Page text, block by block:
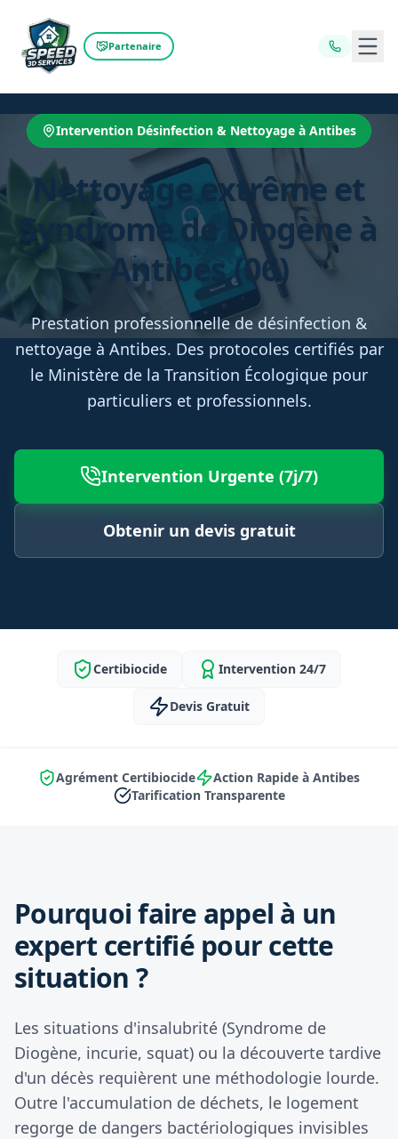
Partenaire
Intervention Désinfection & Nettoyage à Antibes
Nettoyage extrême et
Syndrome de Diogène à
Antibes (06)
Prestation professionnelle de désinfection &
nettoyage à Antibes. Des protocoles certifiés par
le Ministère de la Transition Écologique pour
particuliers et professionnels.
Intervention Urgente (7j/7)
Obtenir un devis gratuit
Certibiocide Intervention 24/7
Devis Gratuit
Agrément Certibiocide
Action Rapide à Antibes
Tarification Transparente
Pourquoi faire appel à un
expert certifié pour cette
situation ?
Les situations d'insalubrité (Syndrome de
Diogène, incurie, squat) ou la découverte tardive
d'un décès requièrent une méthodologie lourde.
Outre l'accumulation de déchets, le logement
regorge de dangers bactériologiques invisibles